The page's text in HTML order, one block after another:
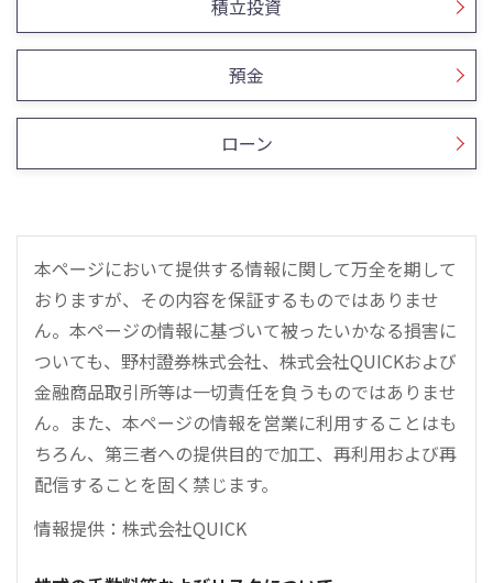
積立投資
預金
ローン
本ページにおいて提供する情報に関して万全を期して
おりますが、その内容を保証するものではありませ
ん。本ページの情報に基づいて被ったいかなる損害に
ついても、野村證券株式会社、株式会社QUICKおよび
金融商品取引所等は一切責任を負うものではありませ
ん。また、本ページの情報を営業に利用することはも
ちろん、第三者への提供目的で加工、再利用および再
配信することを固く禁じます。
情報提供：株式会社QUICK